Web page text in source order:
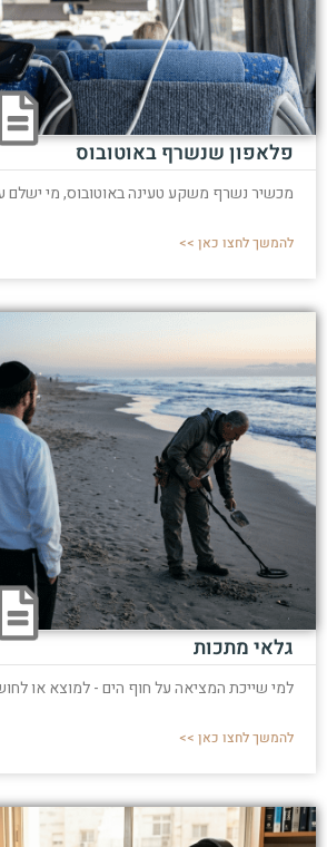
פלאפון שנשרף באוטובוס
מכשיר נשרף משקע טעינה באוטובוס, מי ישלם
להמשך לחצו כאן >>
גלאי מתכות
למי שייכת המציאה על חוף הים - למוצא או
להמשך לחצו כאן >>